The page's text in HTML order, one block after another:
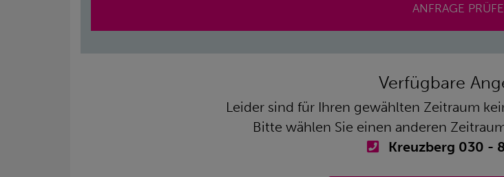
ANFRAGE
Verfügbare
Leider sind für Ihren gewählten Zeitraum
Bitte wählen Sie einen anderen
Kreuzberg 030 -